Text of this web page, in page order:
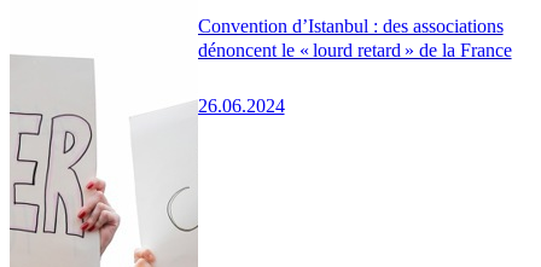
Convention d’Istanbul : des associations
dénoncent le « lourd retard » de la France
26.06.2024